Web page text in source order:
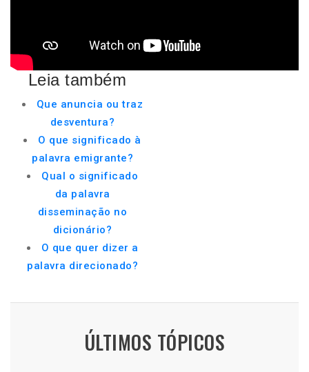
Leia também
Que anuncia ou traz
desventura?
O que significado à
palavra emigrante?
Qual o significado
da palavra
disseminação no
dicionário?
O que quer dizer a
palavra direcionado?
ÚLTIMOS TÓPICOS